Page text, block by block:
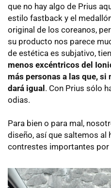
que no hay algo de Prius
estilo fastback y el
original de los coreanos,
su producto nos parece
de estética es subjativo,
menos excéntricos del
más personas a las que,
dará igual. Con Prius sólo
odias.
Para bien o para mal,
diseño, así que saltemos al
contrestes importantes por